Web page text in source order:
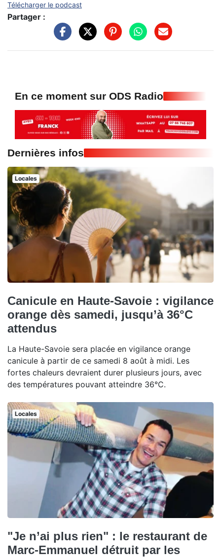
Télécharger le podcast
Partager :
En ce moment sur ODS Radio
Dernières infos
Locales
Canicule en Haute-Savoie : vigilance
orange dès samedi, jusqu’à 36°C
attendus
La Haute-Savoie sera placée en vigilance orange
canicule à partir de ce samedi 8 août à midi. Les
fortes chaleurs devraient durer plusieurs jours, avec
des températures pouvant atteindre 36°C.
Locales
"Je n’ai plus rien" : le restaurant de
Marc-Emmanuel détruit par les